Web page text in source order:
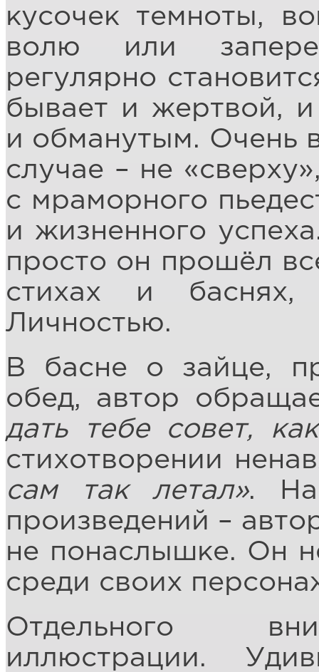
кусочек темноты,
волю или
регулярно
бывает и жертвой,
и обманутым. Очень
случае – не
с мраморного
и жизненного
просто он прошёл
стихах и баснях,
Личностью.
В басне о зайце,
обед, автор
дать тебе совет,
стихотворении
сам так летал».
произведений –
не понаслышке. Он
среди своих
Отдельного
иллюстрации.